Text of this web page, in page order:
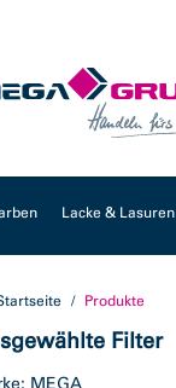
Lacke & Lasuren
Produkte
Filter
MEGA